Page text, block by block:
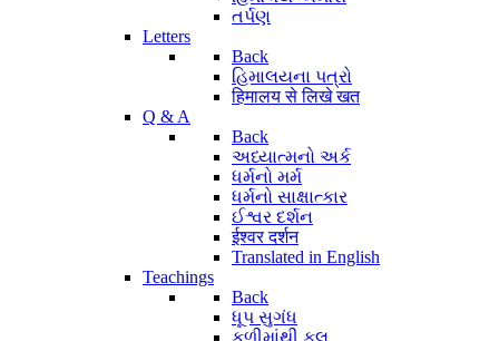
તર્પણ
Letters
Back
હિમાલયના પત્રો
हिमालय से लिखे खत
Q & A
Back
અધ્યાત્મનો અર્ક
ધર્મનો મર્મ
ધર્મનો સાક્ષાત્કાર
ઈશ્વર દર્શન
ईश्वर दर्शन
Translated in English
Teachings
Back
ધૂપ સુગંધ
કળીમાંથી ફૂલ